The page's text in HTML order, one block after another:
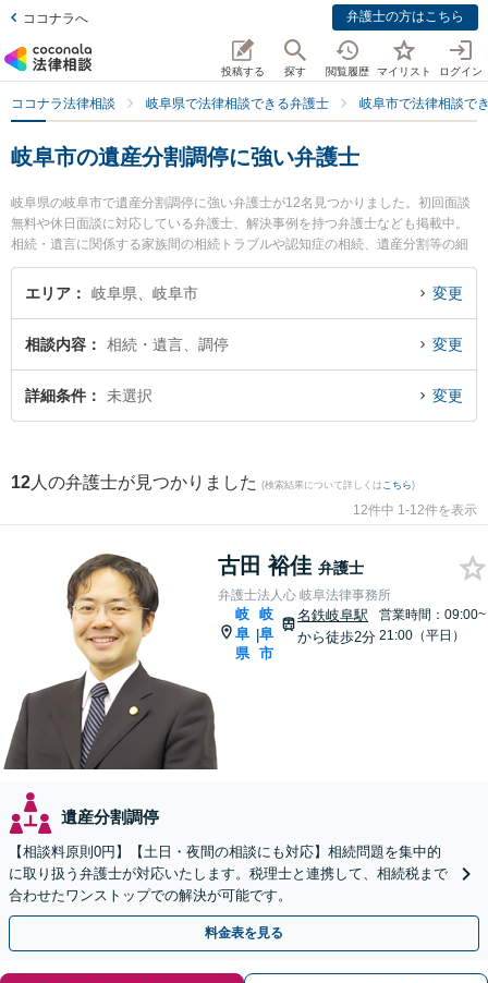
ココナラへ 弁護士の方はこちら
投稿する 探す 閲覧履歴 マイリスト ログイン
ココナラ法律相談 岐阜県で法律相談できる弁護士 岐阜市で法律相談で
岐阜市の遺産分割調停に強い弁護士
岐阜県の岐阜市で遺産分割調停に強い弁護士が12名見つかりました。初回面談
無料や休日面談に対応している弁護士、解決事例を持つ弁護士なども掲載中。
相続・遺言に関係する家族間の相続トラブルや認知症の相続、遺産分割等の細
かな分野での絞り込み検索もでき便利です。特に弁護士法人心 岐阜法律事務所
の古田 裕佳弁護士や旭合同法律事務所 岐阜事務所の平田 伸男弁護士、ベリー
割調停のトラブルを今すぐに弁護士に相談したい』『遺産分割調停のトラブル
解決の実績豊富な近くの弁護士を検索したい』『初回相談無料で遺産分割調停
を法律相談できる岐阜市内の弁護士に相談予約したい』などでお困りの相談者
エリア 岐阜県、岐阜市 変更
相談内容 相続・遺言、調停 変更
詳細条件 未選択 変更
12 人の弁護士が見つかりました (検索結果について詳しくは こちら)
12件中 1-12件を表示
古田 裕佳 弁護士
弁護士法人心 岐阜法律事務所
岐
阜
県
|
岐
阜
市
名鉄岐阜駅
から徒歩2分
営業時間：09:00~
21:00（平日）
遺産分割調停
【相談料原則0円】【土日・夜間の相談にも対応】相続問題を集中的
に取り扱う弁護士が対応いたします。税理士と連携して、相続税まで
合わせたワンストップでの解決が可能です。
料金表を見る